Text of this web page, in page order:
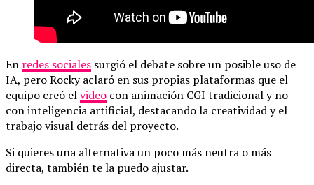
En redes sociales surgió el debate sobre un posible uso de
IA, pero Rocky aclaró en sus propias plataformas que el
equipo creó elvideo con animación CGI tradicional y no
con inteligencia artificial, destacando la creatividad y el
trabajo visual detrás del proyecto.
Si quieres una alternativa un poco más neutra o más
directa, también te la puedo ajustar.